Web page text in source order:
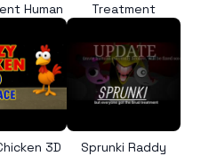
Human
Treatment
3D
Sprunki Raddy